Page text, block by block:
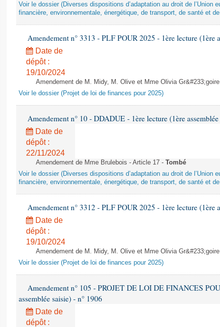
Voir le dossier (Diverses dispositions d’adaptation au droit de l’Union
financière, environnementale, énergétique, de transport, de santé et
Amendement n° 3313 - PLF POUR 2025 - 1ère lecture (1ère
Date de
dépôt :
19/10/2024
Amendement de M. Midy, M. Olive et Mme Olivia
Voir le dossier (Projet de loi de finances pour 2025)
Amendement n° 10 - DDADUE - 1ère lecture (1ère
Date de
dépôt :
22/11/2024
Amendement de Mme Brulebois - Article 17 - Tombé
Voir le dossier (Diverses dispositions d’adaptation au droit de l’Union
financière, environnementale, énergétique, de transport, de santé et
Amendement n° 3312 - PLF POUR 2025 - 1ère lecture (1ère
Date de
dépôt :
19/10/2024
Amendement de M. Midy, M. Olive et Mme Olivia
Voir le dossier (Projet de loi de finances pour 2025)
Amendement n° 105 - PROJET DE LOI DE FINANCES
assemblée saisie) - n° 1906
Date de
dépôt :